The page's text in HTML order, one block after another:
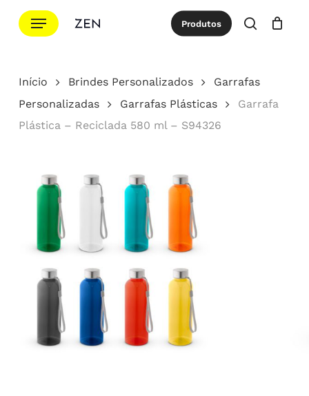
para
principal
Menu Produtos
procurar
Cotação Close
Início Brindes Personalizados
Garrafas
Personalizadas
Garrafas Plásticas
Garrafa
Plástica – Reciclada 580 ml – S94326